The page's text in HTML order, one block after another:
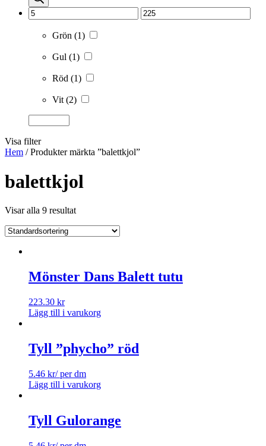
Grön (1)
Gul (1)
Röd (1)
Vit(2)
Visa filter
Hem / Produkter märkta ”balettkjol”
balettkjol
Visar alla 9 resultat
Mönster Dans Balett tutu
223.30 kr
Lägg till i varukorg
Tyll ”phycho” röd
5.46 kr/ per dm
Lägg till i varukorg
Tyll Gulorange